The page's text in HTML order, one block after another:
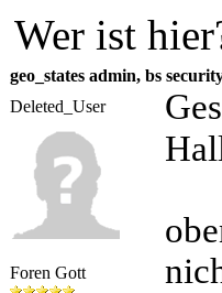
Wer ist
geo_states admin, bs
Deleted_User
Foren Gott